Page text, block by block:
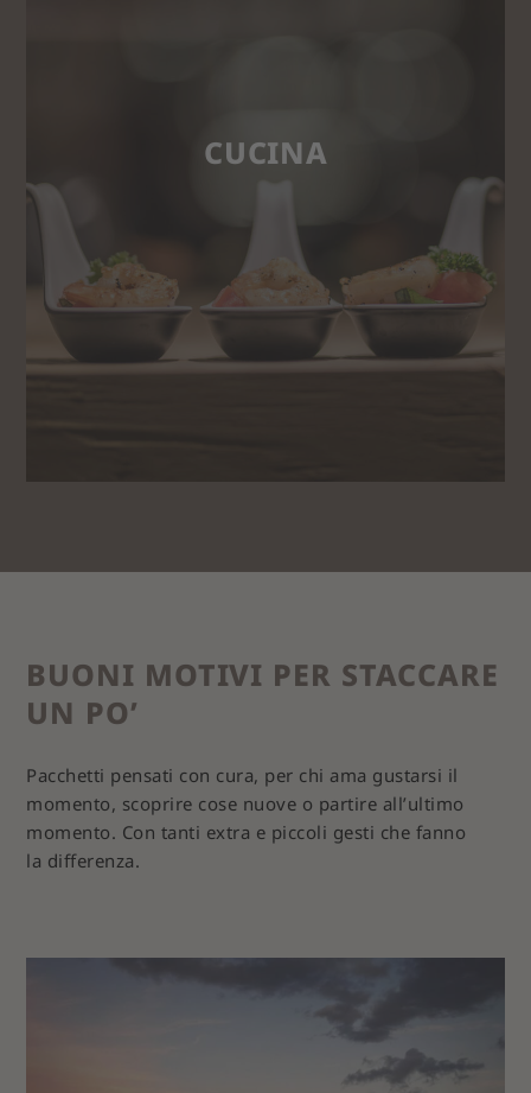
CUCINA
BUONI MOTIVI PER STACCARE
UN PO’
Pacchetti pensati con cura, per chi ama gustarsi il
momento, scoprire cose nuove o partire all’ultimo
momento. Con tanti extra e piccoli gesti che fanno
la differenza.